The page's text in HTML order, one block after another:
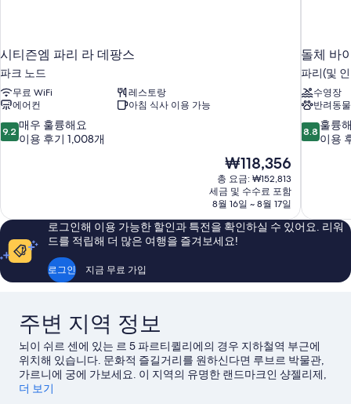
시티즌엠 파리 라 데팡스
파크 노드
무료 WiFi
레스토랑
에어컨
아침 식사 이용 가능
10
점
점,
매
훌
륭
해
1,008
9.2 매우 훌륭해요
이용 후기 1,008개
현
재
요
금
₩118,356
₩118,356
총 요금: ₩152,813
세금 및 수수료 포함
8월 16일 ~ 8월 17일
돌체 바
파리(및
수영장
반려동
10
점
점,
훌
륭
이
개
8.8 훌륭
이용
로그인해 이용 가능한 할인과 특전을 확인하실 수 있어요. 리워
드를 적립해 더 많은 여행을 즐겨보세요!
로그인 지금 무료 가입
주변 지역 정보
뇌이 쉬르 센에 있는 르 5 파르티퀼리에의 경우 지하철역 부근에
위치해 있습니다. 문화적 즐길거리를 원하신다면 루브르 박물관,
가르니에 궁에 가보세요. 이 지역의 유명한 랜드마크인 샹젤리제,
노트르담 대성당도 방문해 볼 만합니다. 각종 이벤트나 게임이 개
더 보기